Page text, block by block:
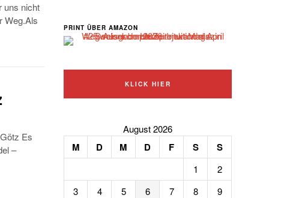
uns nicht
Weg.Als
Es
–
PRINT ÜBER AMAZON
KLICK HIER
August 2026
M D M D F S S
1
2
3
4 5 6 7 8
9